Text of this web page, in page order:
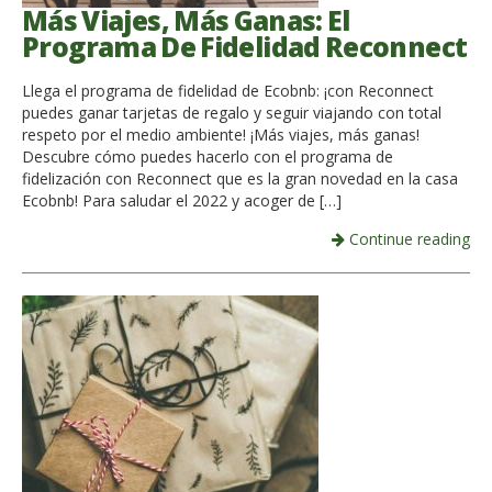
Más Viajes, Más Ganas: El
Programa De Fidelidad Reconnect
Llega el programa de fidelidad de Ecobnb: ¡con Reconnect
puedes ganar tarjetas de regalo y seguir viajando con total
respeto por el medio ambiente! ¡Más viajes, más ganas!
Descubre cómo puedes hacerlo con el programa de
fidelización con Reconnect que es la gran novedad en la casa
Ecobnb! Para saludar el 2022 y acoger de […]
Continue reading